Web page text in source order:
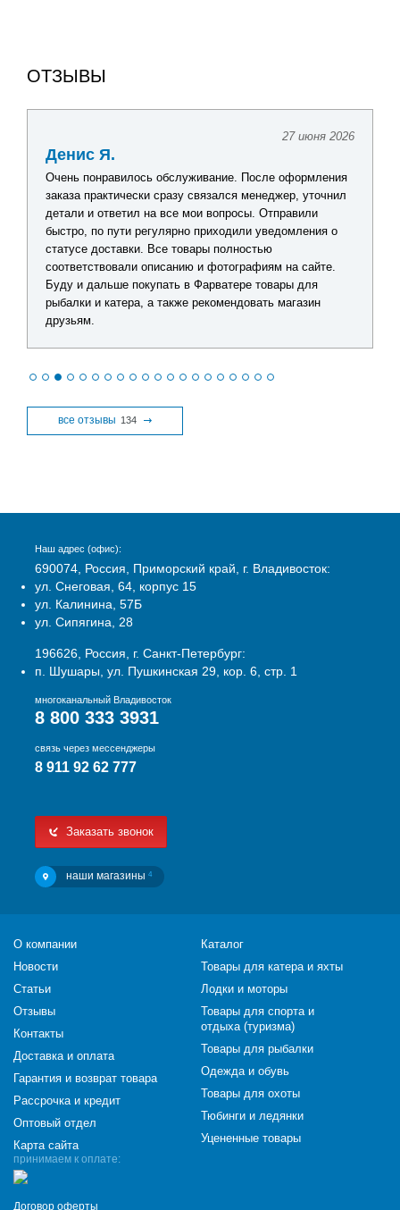
ОТЗЫВЫ
27 июня 2026
Денис Я.
Очень понравилось обслуживание. После оформления
заказа практически сразу связался менеджер, уточнил
детали и ответил на все мои вопросы. Отправили
быстро, по пути регулярно приходили уведомления о
статусе доставки. Все товары полностью
соответствовали описанию и фотографиям на сайте.
Буду и дальше покупать в Фарватере товары для
рыбалки и катера, а также рекомендовать магазин
друзьям.
все отзывы 134
Наш адрес (офис):
690074, Россия, Приморский край, г. Владивосток:
ул. Снеговая, 64, корпус 15
ул. Калинина, 57Б
ул. Сипягина, 28
196626, Россия, г. Санкт-Петербург:
п. Шушары, ул. Пушкинская 29, кор. 6, стр. 1
многоканальный Владивосток
8 800 333 3931
связь через мессенджеры
8 911 92 62 777
Заказать звонок
наши магазины 4
принимаем к оплате:
Договор оферты
О компании
Новости
Статьи
Отзывы
Контакты
Доставка и оплата
Гарантия и возврат товара
Рассрочка и кредит
Оптовый отдел
Карта сайта
Каталог
Товары для катера и яхты
Лодки и моторы
Товары для спорта и
отдыха (туризма)
Товары для рыбалки
Одежда и обувь
Товары для охоты
Тюбинги и ледянки
Уцененные товары